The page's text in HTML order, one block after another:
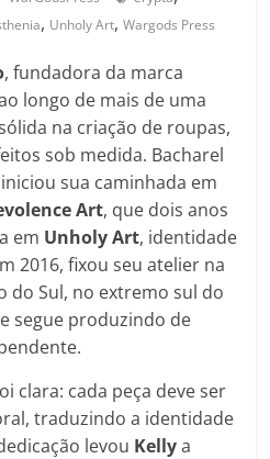
, Unholy Art,Wargods Press
, fundadora da marca
longo de mais de uma
na criação de roupas,
sob medida. Bacharel
sua caminhada em
Art, que dois anos
em Unholy Art, identidade
2016, fixou seu atelier na
do Sul, no extremo sul do
segue produzindo de
clara: cada peça deve ser
traduzindo a identidade
levou Kellya